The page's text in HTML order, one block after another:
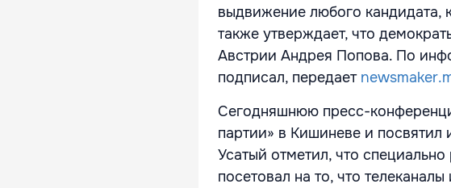
выдвижение любого кандидата,
также утверждает, что
Австрии Андрея Попова. По
подписал, передает
Сегодняшнюю пресс-
партии» в Кишиневе и посвятил
Усатый отметил, что
посетовал на то, что